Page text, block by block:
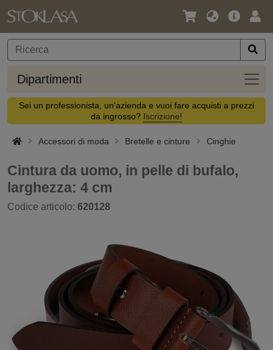
Lingua
Valuta
Offerta
Dipartimenti
Sei un professionista, un'azienda e vuoi fare acquisti a prezzi
da ingrosso? Iscrizione!
Accessori di moda Bretelle e cinture Cinghie
Cintura da uomo, in pelle di bufalo,
larghezza: 4 cm
Codice articolo: 620128